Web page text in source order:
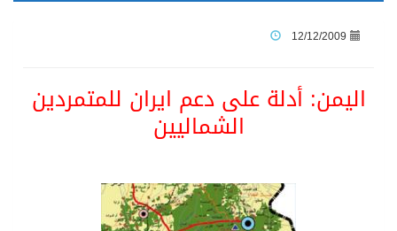
12/12/2009
اليمن: أدلة على دعم ايران للمتمردين
الشماليين